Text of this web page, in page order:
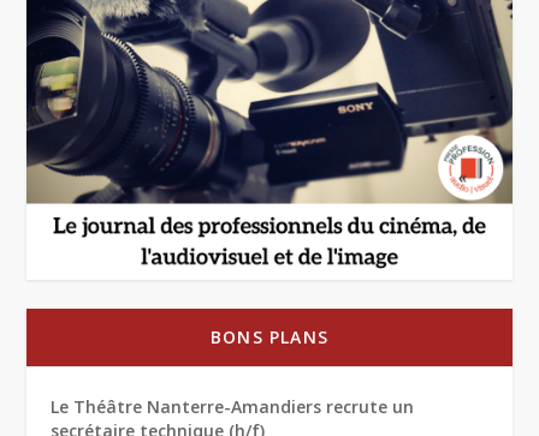
BONS PLANS
Le Théâtre Nanterre-Amandiers recrute un
secrétaire technique (h/f)